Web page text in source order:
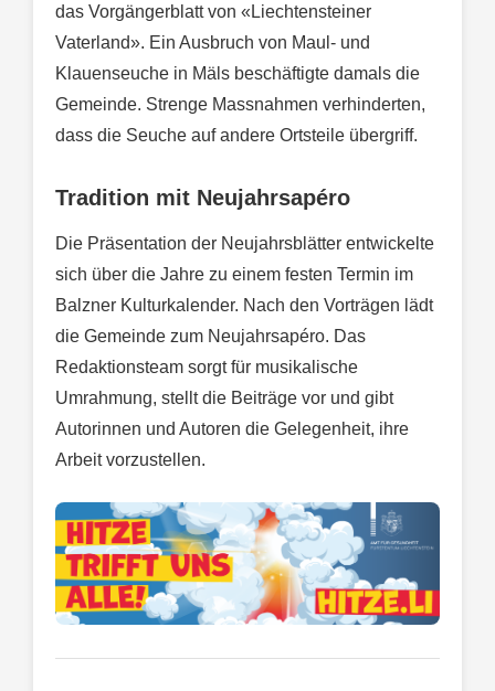
das Vorgängerblatt von «Liechtensteiner
Vaterland». Ein Ausbruch von Maul- und
Klauenseuche in Mäls beschäftigte damals die
Gemeinde. Strenge Massnahmen verhinderten,
dass die Seuche auf andere Ortsteile übergriff.
Tradition mit Neujahrsapéro
Die Präsentation der Neujahrsblätter entwickelte
sich über die Jahre zu einem festen Termin im
Balzner Kulturkalender. Nach den Vorträgen lädt
die Gemeinde zum Neujahrsapéro. Das
Redaktionsteam sorgt für musikalische
Umrahmung, stellt die Beiträge vor und gibt
Autorinnen und Autoren die Gelegenheit, ihre
Arbeit vorzustellen.